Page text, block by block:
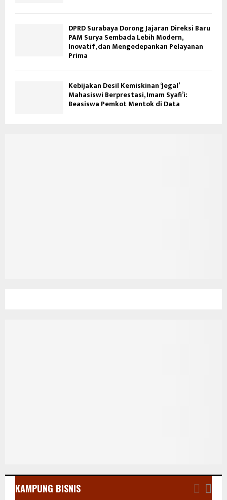
DPRD Surabaya Dorong Jajaran Direksi Baru
PAM Surya Sembada Lebih Modern,
Inovatif, dan Mengedepankan Pelayanan
Prima
Kebijakan Desil Kemiskinan ‘Jegal’
Mahasiswi Berprestasi, Imam Syafi’i:
Beasiswa Pemkot Mentok di Data
KAMPUNG BISNIS